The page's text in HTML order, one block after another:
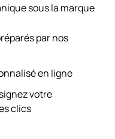
sous la marque
par nos
en ligne
votre
clics